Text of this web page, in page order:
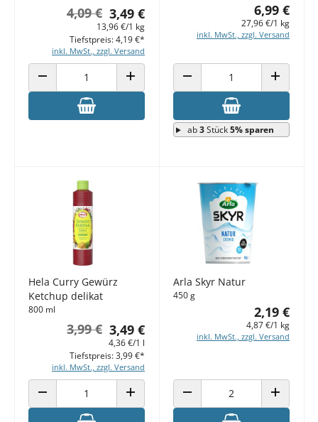
3,49 €
4,09 €
13,96 €/1 kg
inkl. MwSt., zzgl. Versand
Tiefstpreis: 4,19 €*
ANZAHL VERRINGERN ANZAHL ERHÖHEN
6,99 €
27,96 €/1 kg
inkl. MwSt., zzgl. Versand
ANZAHL VERRINGERN ANZAHL
ab3Stück5% sparen
Hela Curry Gewürz
Ketchup delikat
800 ml
3,49 €
3,99 €
4,36 €/1 l
inkl. MwSt., zzgl. Versand
Tiefstpreis: 3,99 €*
ANZAHL VERRINGERN ANZAHL ERHÖHEN
Arla Skyr Natur
450 g
2,19 €
4,87 €/1 kg
inkl. MwSt., zzgl. Versand
ANZAHL VERRINGERN ANZAHL